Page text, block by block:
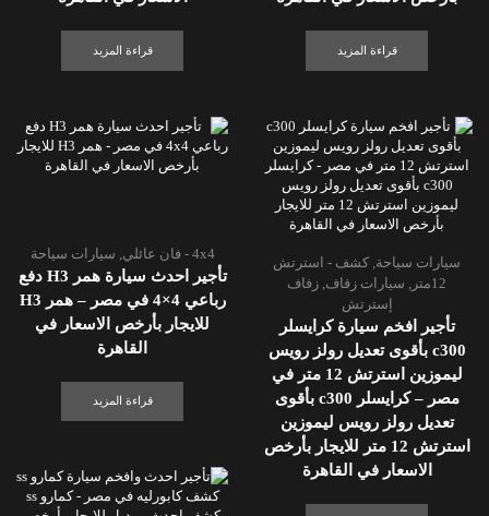
قراءة المزيد قراءة المزيد
سيارات سياحة كشف - استرتش
12متر
سيارات زفاف زفاف
إسترتش
تأجير افخم سيارة كرايسلر
c300 بأقوى تعديل رولز رويس
ليموزين استرتش 12 متر في
مصر – كرايسلر c300 بأقوى
تعديل رولز رويس ليموزين
استرتش 12 متر للايجار بأرخص
الاسعار في القاهرة
4x4 - فان عائلي سيارات سياحة
تأجير احدث سيارة همر H3 دفع
رباعي 4×4 في مصر – همر H3
للايجار بأرخص الاسعار في
القاهرة
قراءة المزيد